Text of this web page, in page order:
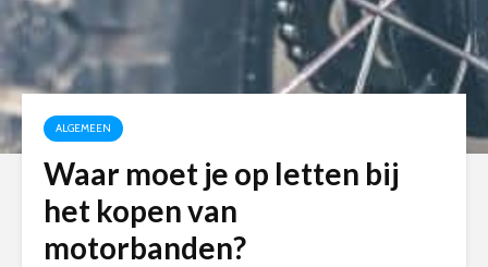
ALGEMEEN
Waar moet je op letten bij
het kopen van
motorbanden?